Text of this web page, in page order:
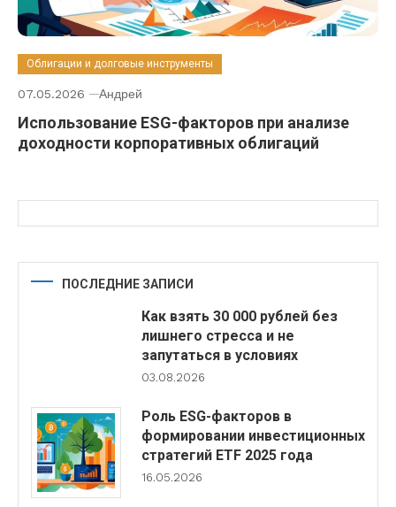
Облигации и долговые инструменты
07.05.2026 Андрей
Использование ESG-факторов при анализе
доходности корпоративных облигаций
ПОСЛЕДНИЕ ЗАПИСИ
Как взять 30 000 рублей без
лишнего стресса и не
запутаться в условиях
03.08.2026
Роль ESG-факторов в
формировании инвестиционных
стратегий ETF 2025 года
16.05.2026